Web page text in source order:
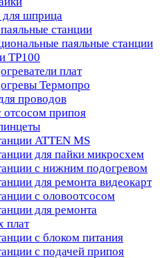
шприца
станции
паяльные станции
TP100
плат
Термопро
проводов
отсосом припоя
ATTEN MS
для пайки микросхем
с нижним подогревом
для ремонта видеокарт
с оловоотсосом
для ремонта
плат
с блоком питания
с подачей припоя